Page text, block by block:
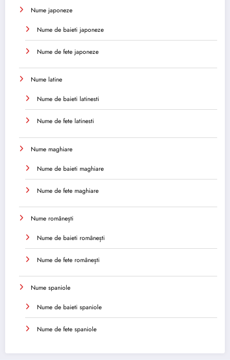
Nume japoneze
Nume de baieti japoneze
Nume de fete japoneze
Nume latine
Nume de baieti latinesti
Nume de fete latinesti
Nume maghiare
Nume de baieti maghiare
Nume de fete maghiare
Nume românești
Nume de baieti românești
Nume de fete românești
Nume spaniole
Nume de baieti spaniole
Nume de fete spaniole